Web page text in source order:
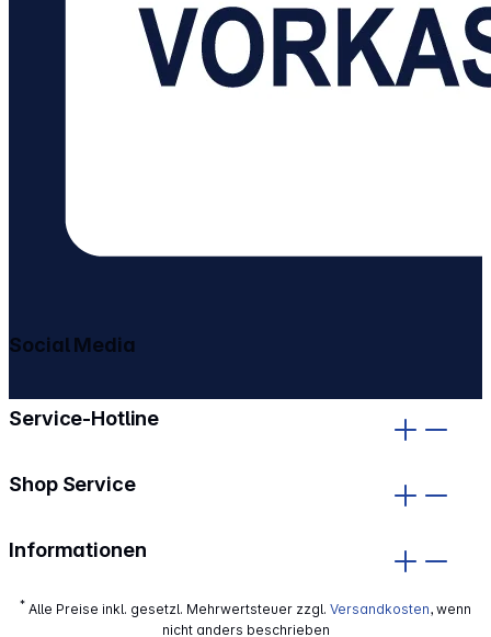
Service-Hotline
Shop Service
Informationen
Social Media
* Alle Preise inkl. gesetzl. Mehrwertsteuer zzgl. Versandkosten, wenn
nicht anders beschrieben